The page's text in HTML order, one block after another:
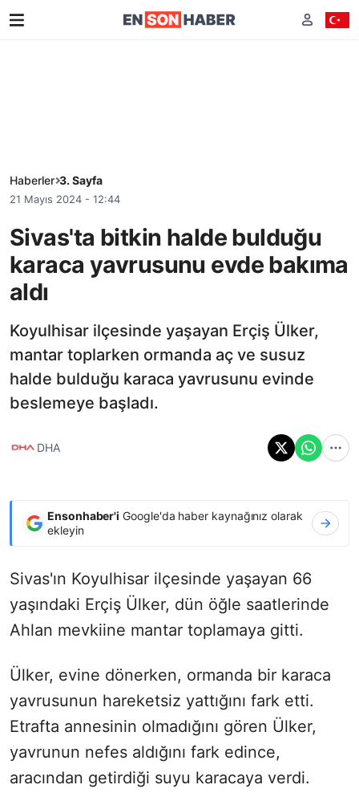
Haberler 3. Sayfa
21 Mayıs 2024 - 12:44
Sivas'ta bitkin halde bulduğu
karaca yavrusunu evde bakıma
aldı
Koyulhisar ilçesinde yaşayan Erçiş Ülker,
mantar toplarken ormanda aç ve susuz
halde bulduğu karaca yavrusunu evinde
beslemeye başladı.
DHA
Ensonhaber'i Google'da haber kaynağınız olarak
ekleyin
Sivas'ın Koyulhisar ilçesinde yaşayan 66
yaşındaki Erçiş Ülker, dün öğle saatlerinde
Ahlan mevkiine mantar toplamaya gitti.
Ülker, evine dönerken, ormanda bir karaca
yavrusunun hareketsiz yattığını fark etti.
Etrafta annesinin olmadığını gören Ülker,
yavrunun nefes aldığını fark edince,
aracından getirdiği suyu karacaya verdi.